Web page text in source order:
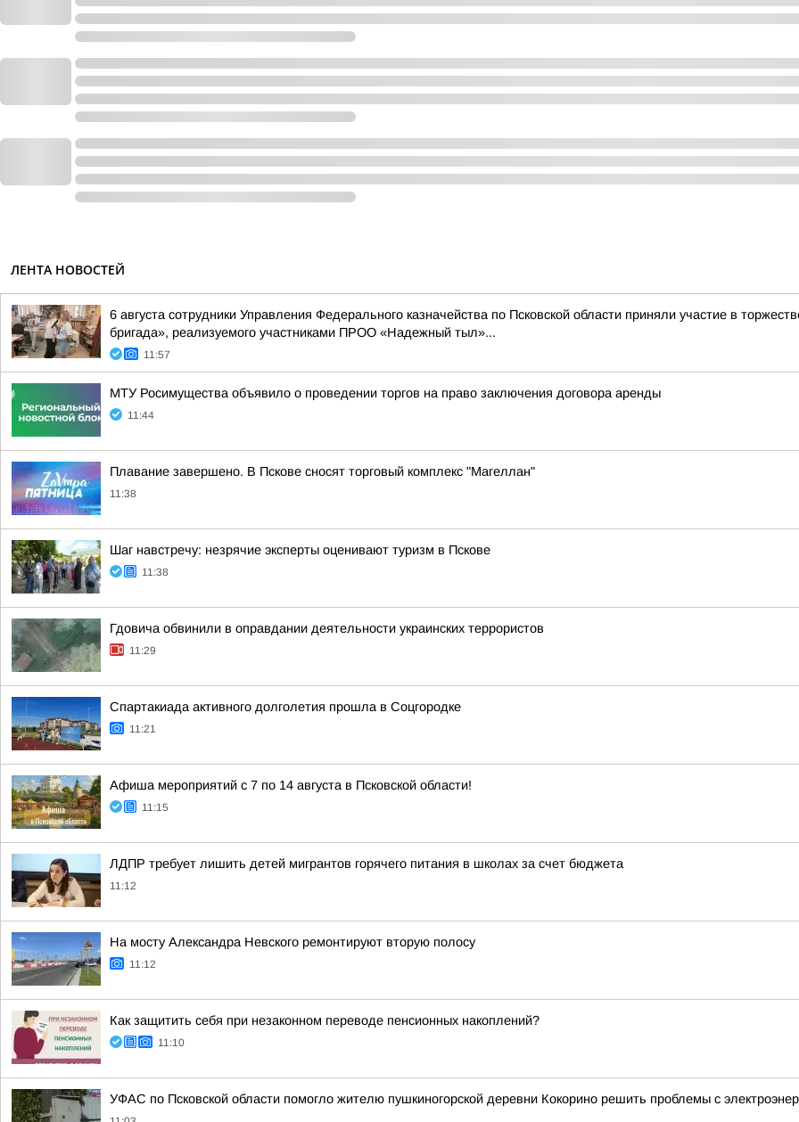
ЛЕНТА НОВОСТЕЙ
6 августа сотрудники Управления Федерального казначейства по Псковской области приняли участие в
бригада», реализуемого участниками ПРОО «Надежный тыл»...
11:57
МТУ Росимущества объявило о проведении торгов на право заключения договора аренды
11:44
Плавание завершено. В Пскове сносят торговый комплекс "Магеллан"
11:38
Шаг навстречу: незрячие эксперты оценивают туризм в Пскове
11:38
Гдовича обвинили в оправдании деятельности украинских террористов
11:29
Спартакиада активного долголетия прошла в Соцгородке
11:21
Афиша мероприятий с 7 по 14 августа в Псковской области!
11:15
ЛДПР требует лишить детей мигрантов горячего питания в школах за счет бюджета
11:12
На мосту Александра Невского ремонтируют вторую полосу
11:12
Как защитить себя при незаконном переводе пенсионных накоплений?
11:10
УФАС по Псковской области помогло жителю пушкиногорской деревни Кокорино решить проблемы с